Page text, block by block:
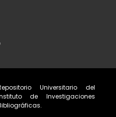
Universitario del
de Investigaciones